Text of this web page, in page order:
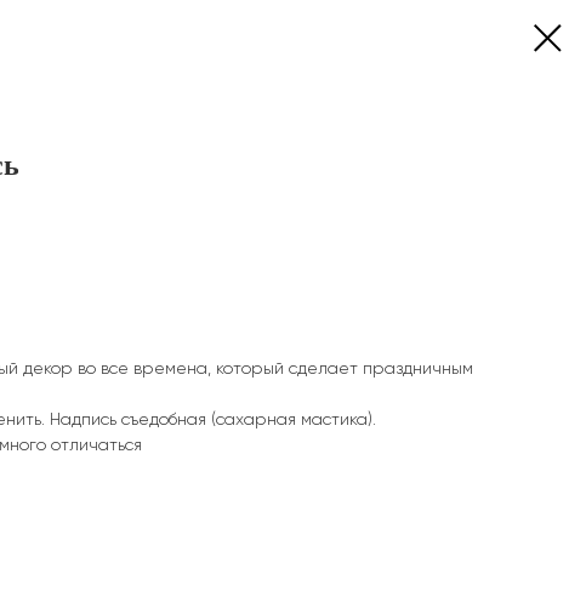
декор во все времена, который сделает праздничным
Надпись съедобная (сахарная мастика).
отличаться